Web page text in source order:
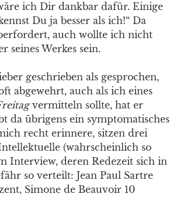
ich Dir dankbar dafür. Einige
Du ja besser als ich!“ Da
auch wollte ich nicht
seines Werkes sein.
geschrieben als gesprochen,
abgewehrt, auch als ich eines
vermitteln sollte, hat er
da übrigens ein symptomatisches
recht erinnere, sitzen drei
(wahrscheinlich so
Interview, deren Redezeit sich in
so verteilt: Jean Paul Sartre
Simone de Beauvoir 10